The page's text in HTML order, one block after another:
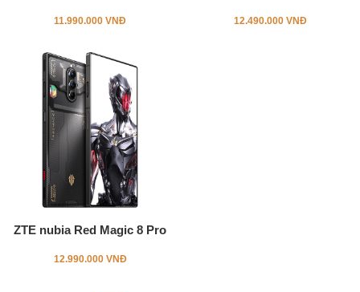
11.990.000 VNĐ 12.490.000 VNĐ
ZTE nubia Red Magic 8 Pro
12.990.000 VNĐ